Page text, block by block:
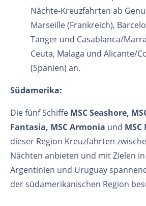
Nächte-Kreuzfahrten ab
Marseille (Frankreich),
Tanger und Casablanca/
Ceuta, Malaga und Alicante/
(Spanien) an.
Südamerika:
Die fünf Schiffe MSC Seashore,
Fantasia, MSC Armonia und MSC
dieser Region Kreuzfahrten
Nächten anbieten und mit Zielen
Argentinien und Uruguay
der südamerikanischen Region